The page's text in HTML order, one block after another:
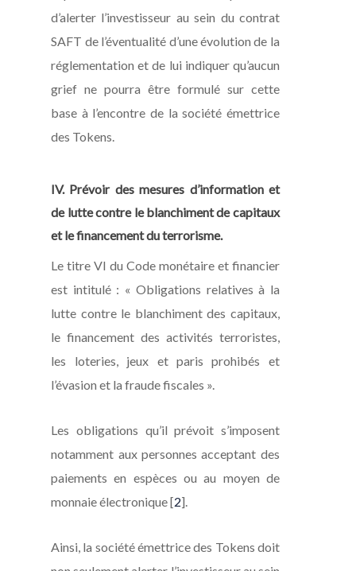
d’alerter l’investisseur au sein du contrat
SAFT de l’éventualité d’une évolution de la
réglementation et de lui indiquer qu’aucun
grief ne pourra être formulé sur cette
base à l’encontre de la société émettrice
des Tokens.
IV. Prévoir des mesures d’information et
de lutte contre le blanchiment de capitaux
et le financement du terrorisme.
Le titre VI du Code monétaire et financier
est intitulé : « Obligations relatives à la
lutte contre le blanchiment des capitaux,
le financement des activités terroristes,
les loteries, jeux et paris prohibés et
l’évasion et la fraude fiscales ».
Les obligations qu’il prévoit s’imposent
notamment aux personnes acceptant des
paiements en espèces ou au moyen de
monnaie électronique[2].
Ainsi, la société émettrice des Tokens doit